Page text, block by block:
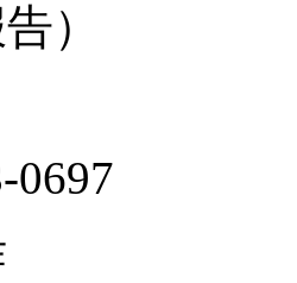
）
0697